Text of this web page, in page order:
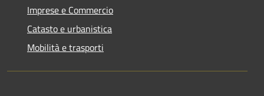
Imprese e Commercio
Catasto e urbanistica
Mobilità e trasporti